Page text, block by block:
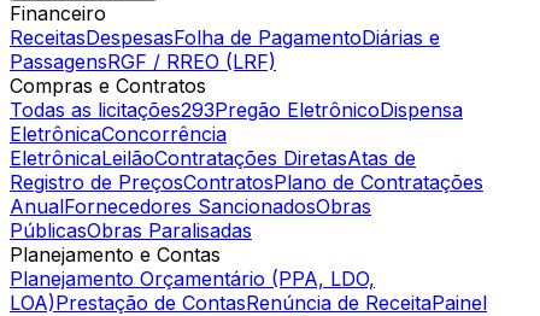
Financeiro
ReceitasDespesasFolha de PagamentoDiárias e
PassagensRGF / RREO (LRF)
Compras e Contratos
Todas as licitações293Pregão EletrônicoDispensa
EletrônicaConcorrência
EletrônicaLeilãoContratações DiretasAtas de
Registro de PreçosContratosPlano de Contratações
AnualFornecedores SancionadosObras
PúblicasObras Paralisadas
Planejamento e Contas
Planejamento Orçamentário (PPA, LDO,
LOA)Prestação de ContasRenúncia de ReceitaPainel